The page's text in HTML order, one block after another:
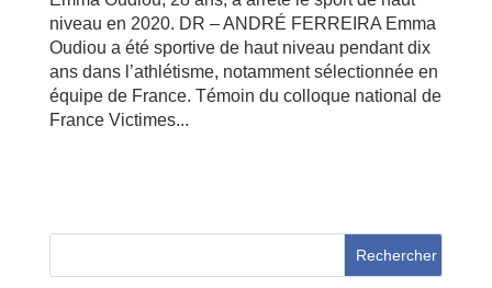
niveau en 2020. DR – ANDRÉ FERREIRA Emma
Oudiou a été sportive de haut niveau pendant dix
ans dans l’athlétisme, notamment sélectionnée en
équipe de France. Témoin du colloque national de
France Victimes...